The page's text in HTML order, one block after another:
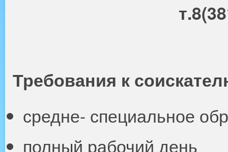
Требования к
средне- специальное
полный рабочий день